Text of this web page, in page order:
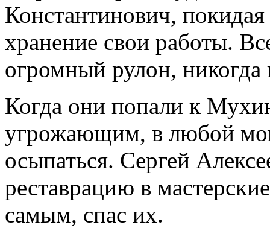
Константинович,
хранение свои работы.
огромный рулон, никогда
Когда они попали к
угрожающим, в любой
осыпаться. Сергей
реставрацию в
самым, спас их.